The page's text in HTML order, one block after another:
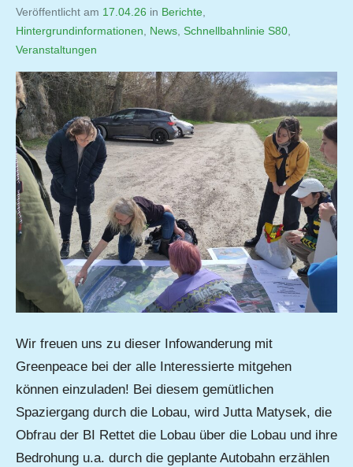
Veröffentlicht am 17.04.26 von
Jutta
in Berichte
Hintergrundinformationen
News Schnellbahnlinie S80
Veranstaltungen
Wir freuen uns zu dieser Infowanderung mit
Greenpeace bei der alle Interessierte mitgehen
können einzuladen! Bei diesem gemütlichen
Spaziergang durch die Lobau, wird Jutta Matysek, die
Obfrau der BI Rettet die Lobau über die Lobau und ihre
Bedrohung u.a. durch die geplante Autobahn erzählen